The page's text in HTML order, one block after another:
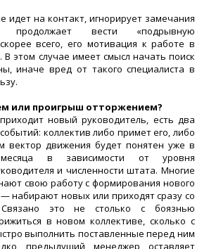
идет на контакт, игнорирует замечания
продолжает вести «подрывную
всего, его мотивация к работе в
этом случае имеет смысл начать поиск
иначе вред от такого специалиста в
или проигрыш отторжением?
новый руководитель, есть два
коллектив либо примет его, либо
вектор движения будет понятен уже в
в зависимости от уровня
и численности штата. Многие
свою работу с формирования нового
набирают новых или приходят сразу со
это не столько с боязнью
в новом коллективе, сколько с
выполнить поставленные перед ним
предыдущий менеджер оставляет